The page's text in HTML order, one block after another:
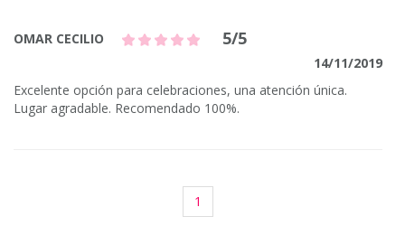
OMAR CECILIO 5/5
14/11/2019
Excelente opción para celebraciones, una atención única.
Lugar agradable. Recomendado 100%.
1